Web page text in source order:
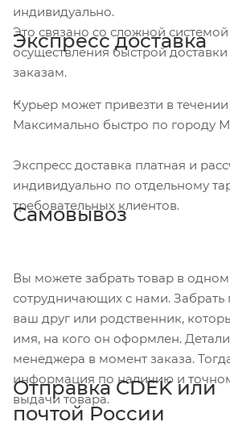
индивидуально.
Это связано со сложной
осуществления быстрой
заказам.
Экспресс доставка
Курьер может привезти в течении
Максимально быстро по городу
Экспресс доставка платная и
индивидуально по отдельному
требовательных клиентов.
Самовывоз
Вы можете забрать товар в
сотрудничающих с нами. Забрать
ваш друг или родственник,
имя, на кого он оформлен. Детали
менеджера в момент заказа.
информация по наличию и
выдачи товара.
Отправка CDEK или
почтой России